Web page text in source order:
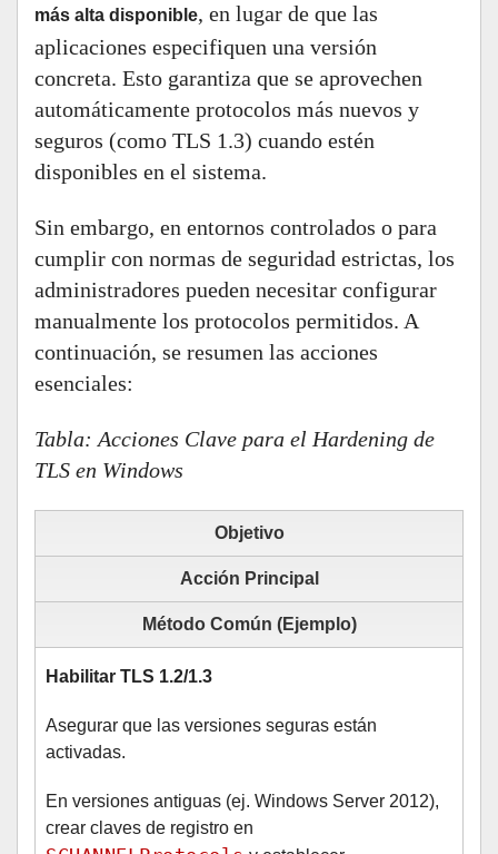
más alta disponible, en lugar de que las
aplicaciones especifiquen una versión
concreta. Esto garantiza que se aprovechen
automáticamente protocolos más nuevos y
seguros (como TLS 1.3) cuando estén
disponibles en el sistema.
Sin embargo, en entornos controlados o para
cumplir con normas de seguridad estrictas, los
administradores pueden necesitar configurar
manualmente los protocolos permitidos. A
continuación, se resumen las acciones
esenciales:
Tabla: Acciones Clave para el Hardening de
TLS en Windows
Objetivo
Acción Principal
Método Común (Ejemplo)
Habilitar TLS 1.2/1.3
Asegurar que las versiones seguras están
activadas.
En versiones antiguas (ej. Windows Server 2012),
crear claves de registro en